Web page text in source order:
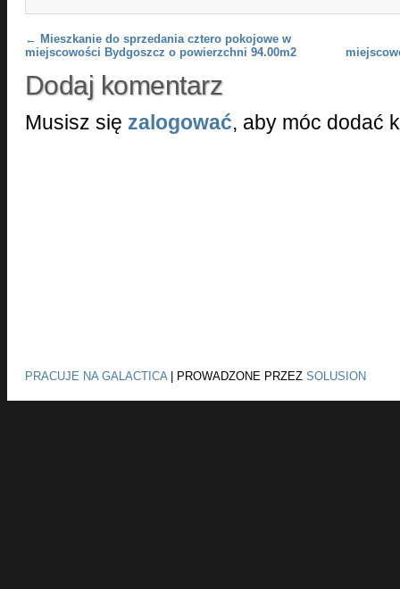
Post navigation
← Mieszkanie do sprzedania cztero pokojowe w
miejscowości Bydgoszcz o powierzchni 94.00m2
Dodaj komentarz
Musisz się zalogować, aby móc dodać
PRACUJE NA GALACTICA| PROWADZONE PRZEZ SOLUSION